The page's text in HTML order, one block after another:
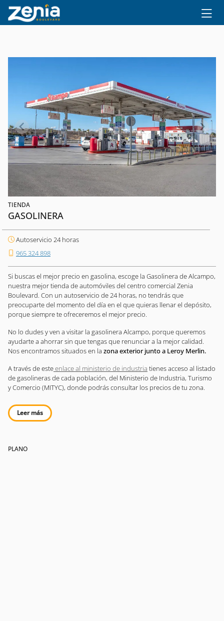
Ir al contenido principal
TIENDA
GASOLINERA
Autoservicio 24 horas
965 324 898
Si buscas el mejor precio en gasolina, escoge la Gasolinera de Alcampo,
nuestra mejor tienda de automóviles del centro comercial Zenia
Boulevard. Con un autoservicio de 24 horas, no tendrás que
preocuparte del momento del día en el que quieras llenar el depósito,
porque siempre te ofreceremos el mejor precio.
No lo dudes y ven a visitar la gasolinera Alcampo, porque queremos
ayudarte a ahorrar sin que tengas que renunciar a la mejor calidad.
Nos encontramos situados en la zona exterior junto a Leroy Merlin.
A través de esteenlace al ministerio de industria tienes acceso al listado
de gasolineras de cada población, del Ministerio de Industria, Turismo
y Comercio (MITYC), donde podrás consultar los precios de tu zona.
Leer más
PLANO